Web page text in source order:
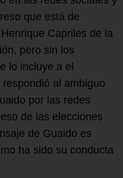
que está de
Capriles de la
pero sin los
lo incluye a el
al ambiguo
por las redes
de las elecciones
de Guaido es
ha sido su conducta